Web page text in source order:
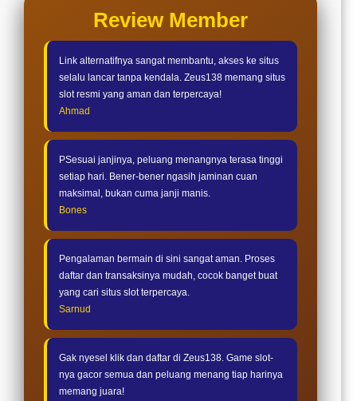
Review Member
Link alternatifnya sangat membantu, akses ke situs
selalu lancar tanpa kendala. Zeus138 memang situs
slot resmi yang aman dan terpercaya!
Ahmad
PSesuai janjinya, peluang menangnya terasa tinggi
setiap hari. Bener-bener ngasih jaminan cuan
maksimal, bukan cuma janji manis.
Bones
Pengalaman bermain di sini sangat aman. Proses
daftar dan transaksinya mudah, cocok banget buat
yang cari situs slot terpercaya.
Sarnud
Gak nyesel klik dan daftar di Zeus138. Game slot-
nya gacor semua dan peluang menang tiap harinya
memang juara!